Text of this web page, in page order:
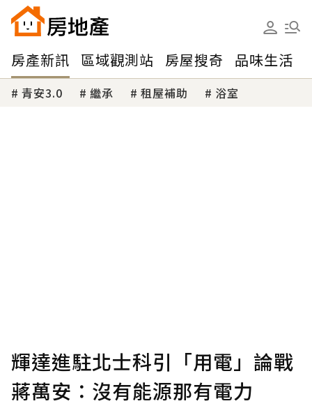
房產新訊 區域觀測站 房屋搜奇 品味生活
青安3.0 繼承 租屋補助 浴室
輝達進駐北士科引「用電」論戰
蔣萬安：沒有能源那有電力